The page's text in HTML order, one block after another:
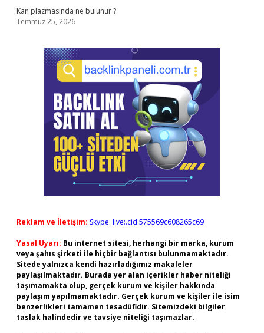
Kan plazmasında ne bulunur ?
Temmuz 25, 2026
Reklam ve İletişim: Skype: live:.cid.575569c608265c69
Yasal Uyarı: Bu internet sitesi, herhangi bir marka, kurum
veya şahıs şirketi ile hiçbir bağlantısı bulunmamaktadır.
Sitede yalnızca kendi hazırladığımız makaleler
paylaşılmaktadır. Burada yer alan içerikler haber niteliği
taşımamakta olup, gerçek kurum ve kişiler hakkında
paylaşım yapılmamaktadır. Gerçek kurum ve kişiler ile isim
benzerlikleri tamamen tesadüfidir. Sitemizdeki bilgiler
taslak halindedir ve tavsiye niteliği taşımazlar.